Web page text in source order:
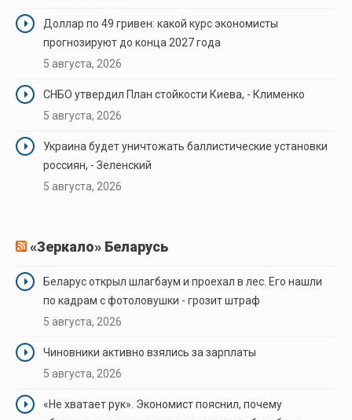
Доллар по 49 гривен: какой курс экономисты
прогнозируют до конца 2027 года
5 августа, 2026
СНБО утвердил План стойкости Киева, - Клименко
5 августа, 2026
Украина будет уничтожать баллистические установки
россиян, - Зеленский
5 августа, 2026
«Зеркало» Беларусь
Беларус открыл шлагбаум и проехал в лес. Его нашли
по кадрам с фотоловушки - грозит штраф
5 августа, 2026
Чиновники активно взялись за зарплаты
5 августа, 2026
«Не хватает рук». Экономист пояснил, почему